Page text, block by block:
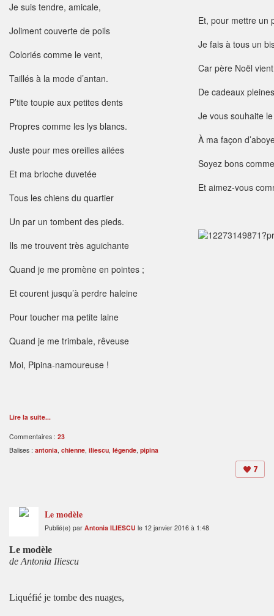
Je suis tendre, amicale,
Joliment couverte de poils
Coloriés comme le vent,
Taillés à la mode d’antan.
P’tite toupie aux petites dents
Propres comme les lys blancs.
Juste pour mes oreilles ailées
Et ma brioche duvetée
Tous les chiens du quartier
Un par un tombent des pieds.
Ils me trouvent très aguichante
Quand je me promène en pointes ;
Et courent jusqu’à perdre haleine
Pour toucher ma petite laine
Quand je me trimbale, rêveuse
Moi, Pipina-namoureuse !
Et, pour mettre un
Je fais à tous un
Car père Noël
De cadeaux
Je vous souhaite
À ma façon
Soyez bons
Et aimez-vous
Lire la suite...
Commentaires : 23
Balises : antonia, chienne, iliescu, légende, pipina
7
Le modèle
Publié(e) par Antonia ILIESCU le 12 janvier 2016 à 1:48
Le modèle
de Antonia Iliescu
Liquéfié je tombe des nuages,